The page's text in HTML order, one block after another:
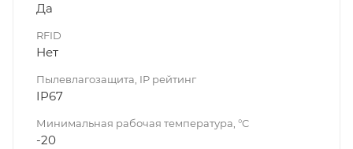
Да
RFID
Нет
Пылевлагозащита, IP рейтинг
IP67
Минимальная рабочая температура, °C
-20